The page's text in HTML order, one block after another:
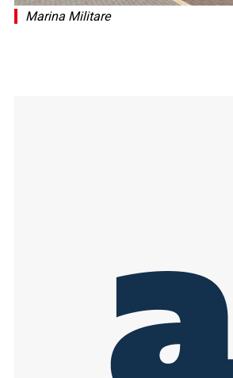
Marina Militare